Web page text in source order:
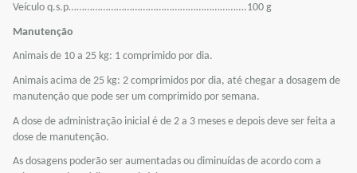
Veículo q.s.p………………………………………………………….100 g
Manutenção
Animais de 10 a 25 kg: 1 comprimido por dia.
Animais acima de 25 kg: 2 comprimidos por dia, até chegar a dosagem de
manutenção que pode ser um comprimido por semana.
A dose de administração inicial é de 2 a 3 meses e depois deve ser feita a
dose de manutenção.
As dosagens poderão ser aumentadas ou diminuídas de acordo com a